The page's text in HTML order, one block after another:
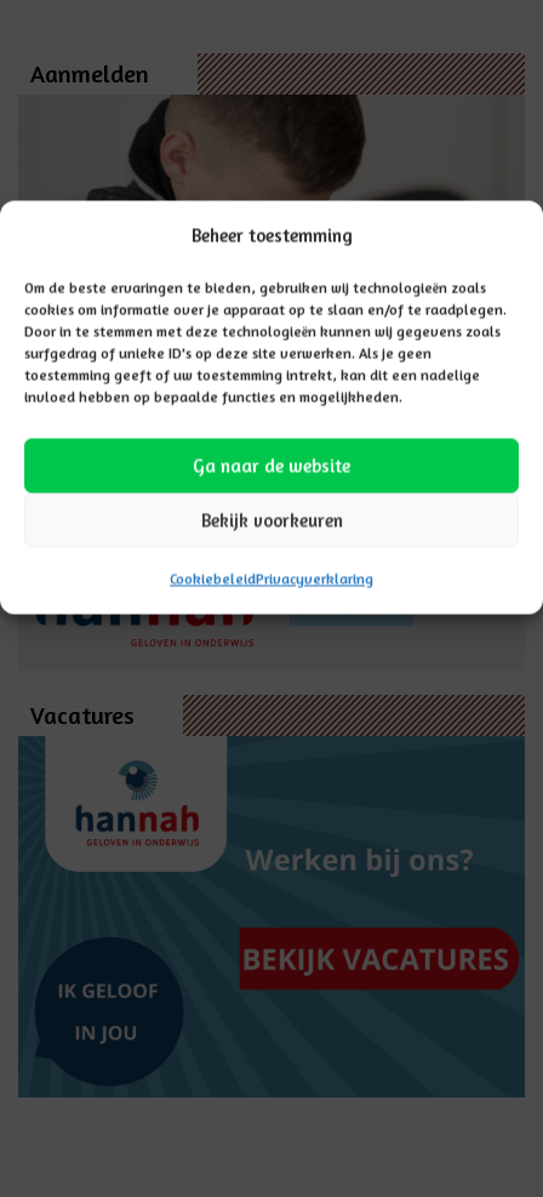
Beheer toestemming
Om de beste ervaringen te bieden, gebruiken wij technologieën zoals
cookies om informatie over je apparaat op te slaan en/of te raadplegen.
Door in te stemmen met deze technologieën kunnen wij gegevens zoals
surfgedrag of unieke ID's op deze site verwerken. Als je geen
toestemming geeft of uw toestemming intrekt, kan dit een nadelige
invloed hebben op bepaalde functies en mogelijkheden.
Ga naar de website
Bekijk voorkeuren
CookiebeleidPrivacyverklaring
Aanmelden
U kunt uw kind
hier aanmelden
AANMELDEN
Hannah
Deze school maakt
scholengroep Hannah
LEES MEER
Vacatures